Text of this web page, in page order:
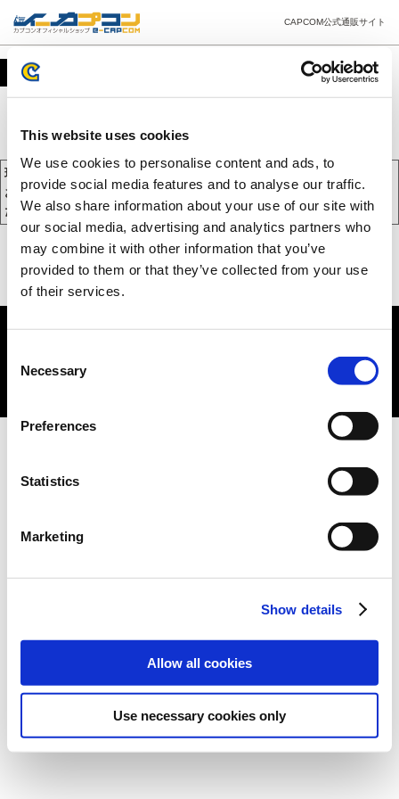
This website uses cookies
We use cookies to personalise content and ads, to
provide social media features and to analyse our traffic.
We also share information about your use of our site with
our social media, advertising and analytics partners who
may combine it with other information that you’ve
provided to them or that they’ve collected from your use
of their services.
Selection
Necessary
Preferences
Statistics
Marketing
Show details
Allow all cookies
Use necessary cookies only
CAPCOM公式通販サイト
カート
現在、カートには商品が入っておりません。
お買い物を続けるには下の 「お買い物を続ける」 をクリックしてく
ださい。